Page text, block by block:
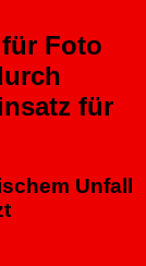
Foto
für
Unfall